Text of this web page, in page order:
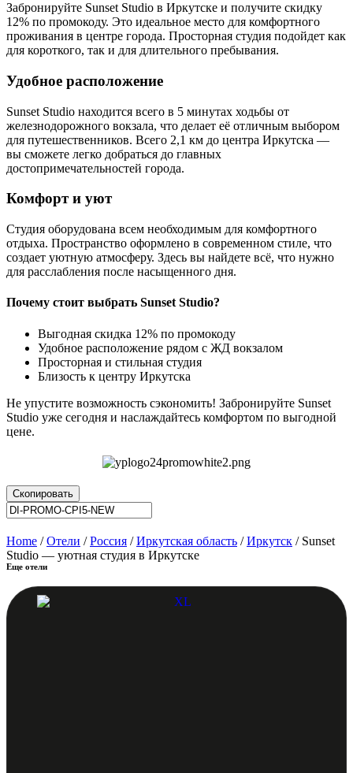
Забронируйте Sunset Studio в Иркутске и получите скидку
12% по промокоду. Это идеальное место для комфортного
проживания в центре города. Просторная студия подойдет как
для короткого, так и для длительного пребывания.
Удобное расположение
Sunset Studio находится всего в 5 минутах ходьбы от
железнодорожного вокзала, что делает её отличным выбором
для путешественников. Всего 2,1 км до центра Иркутска —
вы сможете легко добраться до главных
достопримечательностей города.
Комфорт и уют
Студия оборудована всем необходимым для комфортного
отдыха. Пространство оформлено в современном стиле, что
создает уютную атмосферу. Здесь вы найдете всё, что нужно
для расслабления после насыщенного дня.
Почему стоит выбрать Sunset Studio?
Выгодная скидка 12% по промокоду
Удобное расположение рядом с ЖД вокзалом
Просторная и стильная студия
Близость к центру Иркутска
Не упустите возможность сэкономить! Забронируйте Sunset
Studio уже сегодня и наслаждайтесь комфортом по выгодной
цене.
Скопировать
Home /Отели /Россия /Иркутская область /Иркутск / Sunset
Studio — уютная студия в Иркутске
Еще отели